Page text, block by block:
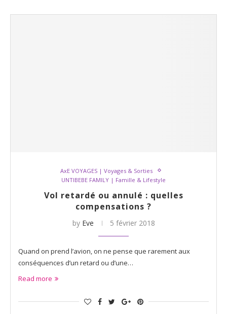
AxE VOYAGES | Voyages & Sorties
UNTIBEBE FAMILY | Famille & Lifestyle
Vol retardé ou annulé : quelles
compensations ?
by Eve 5 février 2018
Quand on prend l’avion, on ne pense que rarement aux
conséquences d’un retard ou d’une…
Read more